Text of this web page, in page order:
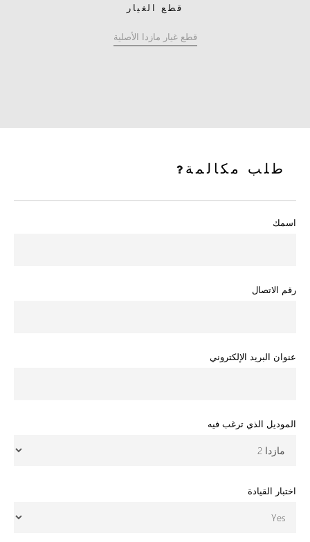
قطع الغيار
قطع غيار مازدا الأصلية
طلب مكالمة
اسمك
رقم الاتصال
عنوان البريد الإلكتروني
الموديل الذي ترغب فيه
اختبار القيادة